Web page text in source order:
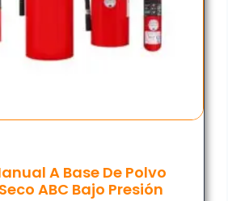
A Base De Polvo
ABC Bajo Presión